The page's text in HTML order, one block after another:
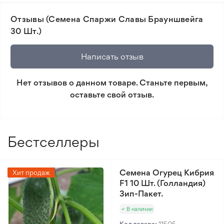
товара и реального растения.
🛡️ Защита покупок. Возврат средств за товар,
который не соответствует ожиданиям. Согласно
условиям возврата.
Минимальный заказ 300 грн.
Отзывы (Семена Спаржи Славы Брауншвейга
30 Шт.)
Написать отзыв
Нет отзывов о данном товаре. Станьте первым,
оставьте свой отзыв.
Бестселлеры
Хит продаж
Семена Огурец Кибрия
F1 10 Шт. (Голландия)
Зип-Пакет.
В наличии